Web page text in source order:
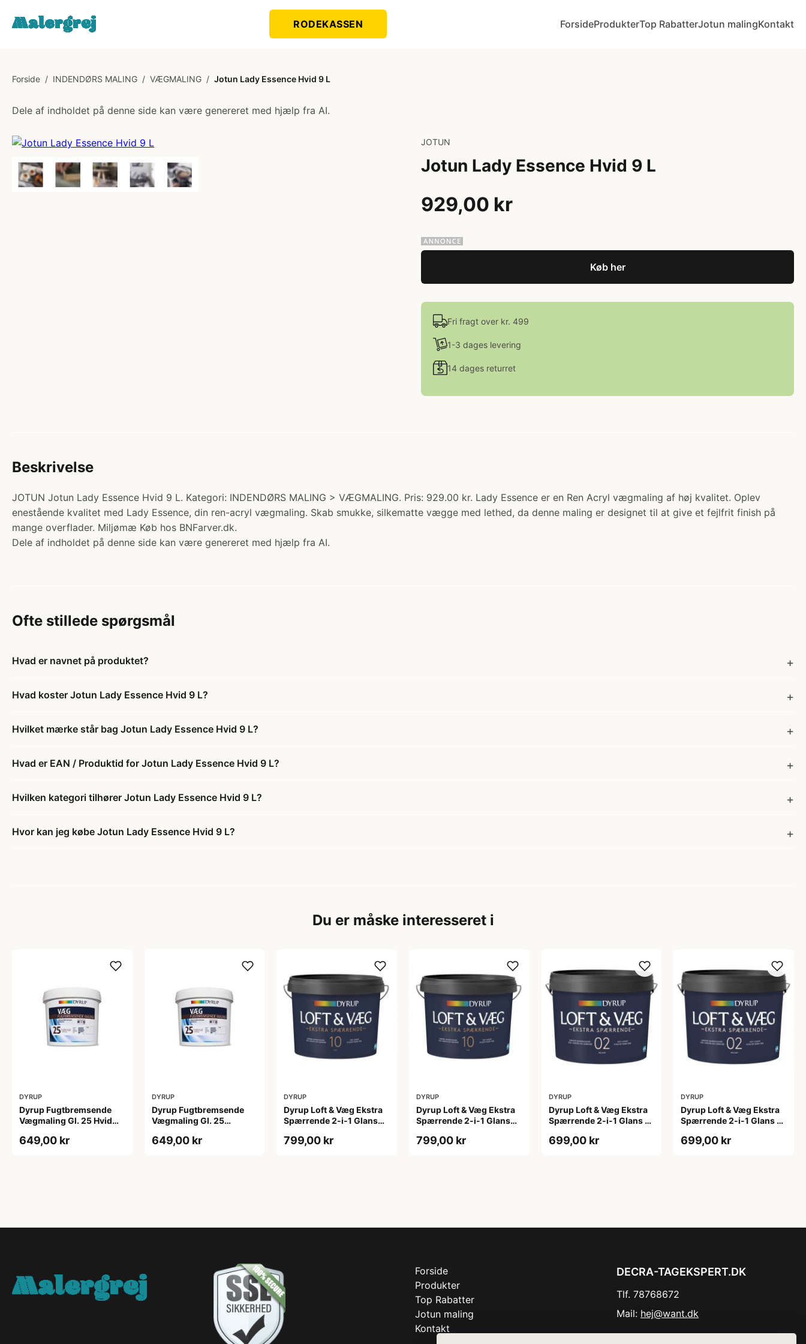
RODEKASSEN ForsideProdukterTop RabatterJotun malingKontakt
Forside / INDENDØRS MALING / VÆGMALING / Jotun Lady Essence Hvid 9 L
Dele af indholdet på denne side kan være genereret med hjælp fra AI.
JOTUN
Jotun Lady Essence Hvid 9 L
929,00 kr
Køb her
Fri fragt over kr. 499
1-3 dages levering
14 dages returret
Beskrivelse
JOTUN Jotun Lady Essence Hvid 9 L. Kategori: INDENDØRS MALING > VÆGMALING. Pris: 929.00 kr. Lady Essence er en Ren Acryl vægmaling af høj kvalitet. Oplev
enestående kvalitet med Lady Essence, din ren-acryl vægmaling. Skab smukke, silkematte vægge med lethed, da denne maling er designet til at give et fejlfrit finish på
mange overflader. Miljømæ Køb hos BNFarver.dk.
Dele af indholdet på denne side kan være genereret med hjælp fra AI.
Ofte stillede spørgsmål
Hvad er navnet på produktet?
Hvad koster Jotun Lady Essence Hvid 9 L?
Hvilket mærke står bag Jotun Lady Essence Hvid 9 L?
Hvad er EAN / Produktid for Jotun Lady Essence Hvid 9 L?
Hvilken kategori tilhører Jotun Lady Essence Hvid 9 L?
Hvor kan jeg købe Jotun Lady Essence Hvid 9 L?
Du er måske interesseret i
DYRUP
Dyrup Fugtbremsende
Vægmaling Gl. 25 Hvid
649,00 kr
DYRUP
Dyrup Fugtbremsende
Vægmaling Gl. 25
649,00 kr
DYRUP
Dyrup Loft & Væg Ekstra
Spærrende 2-i-1 Glans
799,00 kr
DYRUP
Dyrup Loft & Væg Ekstra
Spærrende 2-i-1 Glans
799,00 kr
DYRUP
Dyrup Loft & Væg Ekstra
Spærrende 2-i-1 Glans 2
699,00 kr
DYRUP
Dyrup Loft & Væg Ekstra
Spærrende 2-i-1 Glans 2
699,00 kr
Forside
Produkter
Top Rabatter
Jotun maling
Kontakt
DECRA-TAGEKSPERT.DK
Tlf. 78768672
Mail: hej@want.dk